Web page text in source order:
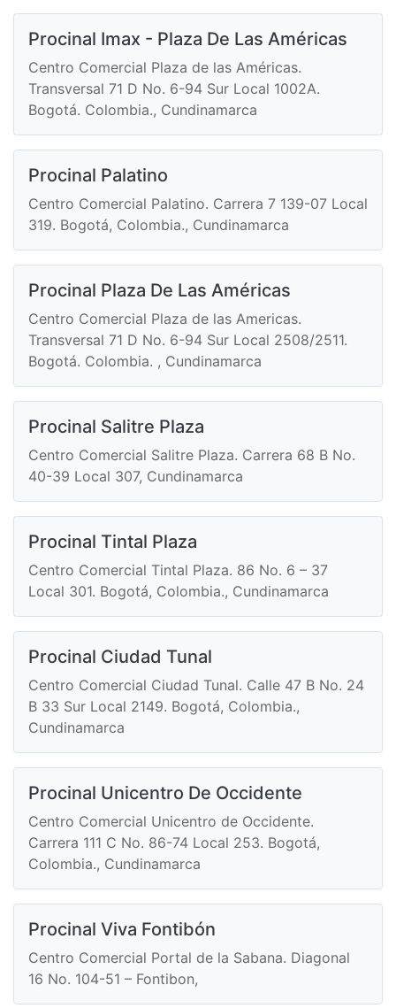
Procinal Imax - Plaza De Las Américas
Centro Comercial Plaza de las Américas.
Transversal 71 D No. 6-94 Sur Local 1002A.
Bogotá. Colombia., Cundinamarca
Procinal Palatino
Centro Comercial Palatino. Carrera 7 139-07 Local
319. Bogotá, Colombia., Cundinamarca
Procinal Plaza De Las Américas
Centro Comercial Plaza de las Americas.
Transversal 71 D No. 6-94 Sur Local 2508/2511.
Bogotá. Colombia. , Cundinamarca
Procinal Salitre Plaza
Centro Comercial Salitre Plaza. Carrera 68 B No.
40-39 Local 307, Cundinamarca
Procinal Tintal Plaza
Centro Comercial Tintal Plaza. 86 No. 6 – 37
Local 301. Bogotá, Colombia., Cundinamarca
Procinal Ciudad Tunal
Centro Comercial Ciudad Tunal. Calle 47 B No. 24
B 33 Sur Local 2149. Bogotá, Colombia.,
Cundinamarca
Procinal Unicentro De Occidente
Centro Comercial Unicentro de Occidente.
Carrera 111 C No. 86-74 Local 253. Bogotá,
Colombia., Cundinamarca
Procinal Viva Fontibón
Centro Comercial Portal de la Sabana. Diagonal
16 No. 104-51 – Fontibon,